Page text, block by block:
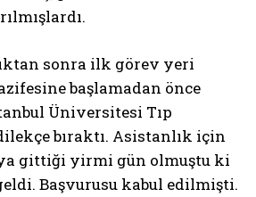
sonra ilk görev yeri
başlamadan önce
Üniversitesi Tıp
bıraktı. Asistanlık için
gittiği yirmi gün olmuştu ki
Başvurusu kabul edilmişti.